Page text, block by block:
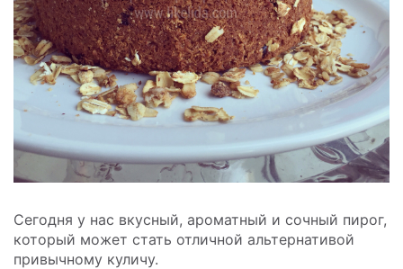
Сегодня у нас вкусный, ароматный и сочный пирог,
который может стать отличной альтернативой
привычному куличу.